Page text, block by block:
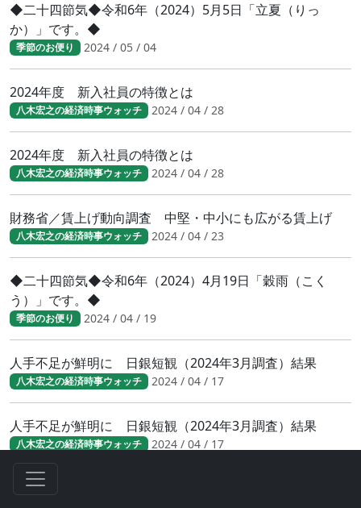
◆二十四節気◆令和6年（2024）5月5日「立夏（りっ
か）」です。◆
季節のお便り 2024 / 05 / 04
2024年度 新入社員の特徴とは
八木宏之の経済時事ウォッチ 2024 / 04 / 28
2024年度 新入社員の特徴とは
八木宏之の経済時事ウォッチ 2024 / 04 / 28
財務省／賃上げ動向調査 中堅・中小にも広がる賃上げ
八木宏之の経済時事ウォッチ 2024 / 04 / 23
◆二十四節気◆令和6年（2024）4月19日「穀雨（こく
う）」です。◆
季節のお便り 2024 / 04 / 19
人手不足が鮮明に 日銀短観（2024年3月調査）結果
八木宏之の経済時事ウォッチ 2024 / 04 / 17
人手不足が鮮明に 日銀短観（2024年3月調査）結果
八木宏之の経済時事ウォッチ 2024 / 04 / 17
日銀３月の金融政策決定会合で利上げ決定